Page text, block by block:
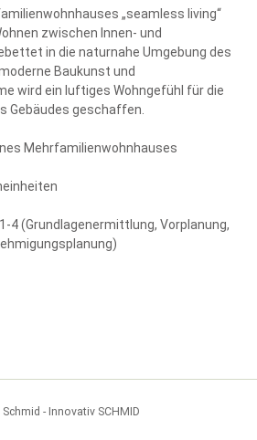
„seamless living“
zwischen Innen- und
in die naturnahe Umgebung des
Baukunst und
wird ein luftiges Wohngefühl für die
Gebäudes geschaffen.
Mehrfamilienwohnhauses
1-4 (Grundlagenermittlung, Vorplanung,
- Innovativ SCHMID